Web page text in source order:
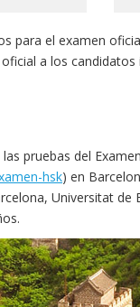
para el examen
a los candidatos
pruebas del
hsk) en
Universitat de